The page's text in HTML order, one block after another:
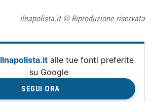
ilnapolista.it © Riproduzione riservata
Ilnapolista.it alle tue fonti preferite
su Google
SEGUI ORA